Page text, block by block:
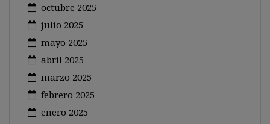
octubre 2025
julio 2025
mayo 2025
abril 2025
marzo 2025
febrero 2025
enero 2025